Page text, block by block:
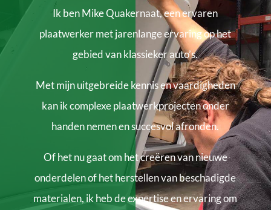
Ik ben Mike Quakernaat, een ervaren
plaatwerker met jarenlange ervaring op het
gebied van klassieker auto’s.
Met mijn uitgebreide kennis en vaardigheden
kan ik complexe plaatwerkprojecten onder
handen nemen en succesvol afronden.
Of het nu gaat om het creëren van nieuwe
onderdelen of het herstellen van beschadigde
materialen, ik heb de expertise en ervaring om